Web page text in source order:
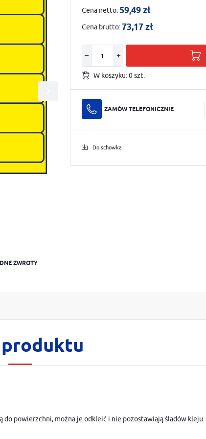
ZWROTY
Cena netto:59,49 zł
Cena brutto:73,17 zł
W koszyku:0szt.
ZAMÓW TELEFONICZNIE
Do schowka
powierzchni, można je odkleić i nie pozostawiają śladów kleju.